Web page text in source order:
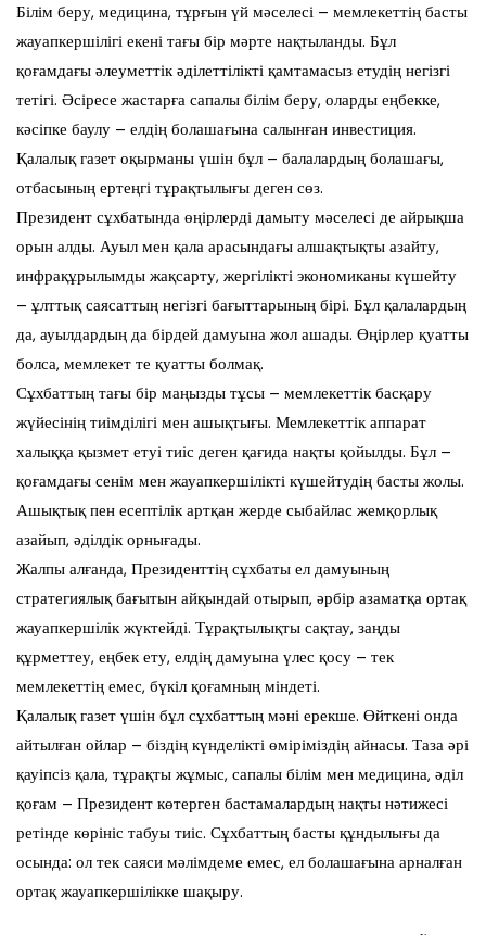
Білім беру, медицина, тұрғын үй мәселесі – мемлекеттің басты
жауапкершілігі екені тағы бір мәрте нақтыланды. Бұл
қоғамдағы әлеуметтік әділеттілікті қамтамасыз етудің негізгі
тетігі. Әсіресе жастарға сапалы білім беру, оларды еңбекке,
кәсіпке баулу – елдің болашағына салынған инвестиция.
Қалалық газет оқырманы үшін бұл – балалардың болашағы,
отбасының ертеңгі тұрақтылығы деген сөз.
Президент сұхбатында өңірлерді дамыту мәселесі де айрықша
орын алды. Ауыл мен қала арасындағы алшақтықты азайту,
инфрақұрылымды жақсарту, жергілікті экономиканы күшейту
– ұлттық саясаттың негізгі бағыттарының бірі. Бұл қалалардың
да, ауылдардың да бірдей дамуына жол ашады. Өңірлер қуатты
болса, мемлекет те қуатты болмақ.
Сұхбаттың тағы бір маңызды тұсы – мемлекеттік басқару
жүйесінің тиімділігі мен ашықтығы. Мемлекеттік аппарат
халыққа қызмет етуі тиіс деген қағида нақты қойылды. Бұл –
қоғамдағы сенім мен жауапкершілікті күшейтудің басты жолы.
Ашықтық пен есептілік артқан жерде сыбайлас жемқорлық
азайып, әділдік орнығады.
Жалпы алғанда, Президенттің сұхбаты ел дамуының
стратегиялық бағытын айқындай отырып, әрбір азаматқа ортақ
жауапкершілік жүктейді. Тұрақтылықты сақтау, заңды
құрметтеу, еңбек ету, елдің дамуына үлес қосу – тек
мемлекеттің емес, бүкіл қоғамның міндеті.
Қалалық газет үшін бұл сұхбаттың мәні ерекше. Өйткені онда
айтылған ойлар – біздің күнделікті өміріміздің айнасы. Таза әрі
қауіпсіз қала, тұрақты жұмыс, сапалы білім мен медицина, әділ
қоғам – Президент көтерген бастамалардың нақты нәтижесі
ретінде көрініс табуы тиіс. Сұхбаттың басты құндылығы да
осында: ол тек саяси мәлімдеме емес, ел болашағына арналған
ортақ жауапкершілікке шақыру.